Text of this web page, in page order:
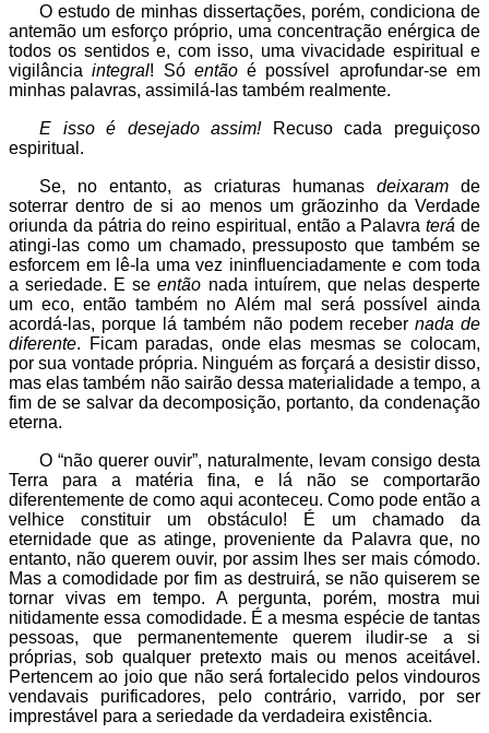
O estudo de minhas dissertações, porém, condiciona de
antemão um esforço próprio, uma concentração enérgica de
todos os sentidos e, com isso, uma vivacidade espiritual e
vigilânciaintegral! Só entãoé possível aprofundar-se em
minhas palavras, assimilá-las também realmente.
E isso é desejado assim!
Recuso cada preguiçoso
espiritual.
Se, no entanto, as criaturas humanas deixaramde
soterrar dentro de si ao menos um grãozinho da Verdade
oriunda da pátria do reino espiritual, então a Palavrateráde
atingi-las como um chamado, pressuposto que também se
esforcem em lê-la uma vez ininfluenciadamente e com toda
a seriedade. E seentão nada intuírem, que nelas desperte
um eco, então também no Além mal será possível ainda
acordá-las, porque lá também não podem receber nada de
diferente. Ficam paradas, onde elas mesmas se colocam,
por sua vontade própria. Ninguém as forçará a desistir disso,
mas elas também não sairão dessa materialidade a tempo, a
fim de se salvar da decomposição, portanto, da condenação
eterna.
O “não querer ouvir”, naturalmente, levam consigo desta
Terra para a matéria fina, e lá não se comportarão
diferentemente de como aqui aconteceu. Como pode então a
velhice constituir um obstáculo! É um chamado da
eternidade que as atinge, proveniente da Palavra que, no
entanto, não querem ouvir, por assim lhes ser mais cómodo.
Mas a comodidade por fim as destruirá, se não quiserem se
tornar vivas em tempo. A pergunta, porém, mostra mui
nitidamente essa comodidade. É a mesma espécie de tantas
pessoas, que permanentemente querem iludir-se a si
próprias, sob qualquer pretexto mais ou menos aceitável.
Pertencem ao joio que não será fortalecido pelos vindouros
vendavais purificadores, pelo contrário, varrido, por ser
imprestável para a seriedade da verdadeira existência.